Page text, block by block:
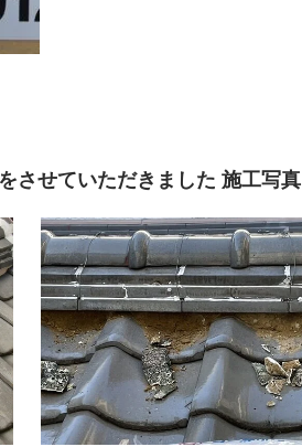
させていただきました 施工写真